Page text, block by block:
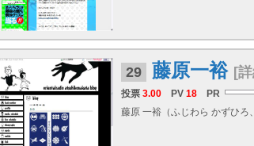
29 藤原一裕 [
投票 3.00 PV 18
PR
藤原 一裕（ふじわら かずひろ